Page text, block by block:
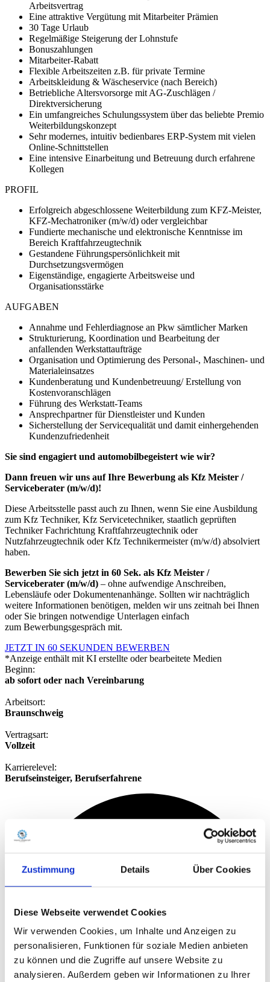
Zustimmung Details Über Cookies
Diese Webseite verwendet Cookies
Wir verwenden Cookies, um Inhalte und Anzeigen zu
personalisieren, Funktionen für soziale Medien anbieten
zu können und die Zugriffe auf unsere Website zu
analysieren. Außerdem geben wir Informationen zu Ihrer
Arbeitsvertrag
Eine attraktive Vergütung mit Mitarbeiter Prämien
30 Tage Urlaub
Regelmäßige Steigerung der Lohnstufe
Bonuszahlungen
Mitarbeiter-Rabatt
Flexible Arbeitszeiten z.B. für private Termine
Arbeitskleidung & Wäscheservice (nach Bereich)
Betriebliche Altersvorsorge mit AG-Zuschlägen /
Direktversicherung
Ein umfangreiches Schulungssystem über das beliebte Premio
Weiterbildungskonzept
Sehr modernes, intuitiv bedienbares ERP-System mit vielen
Online-Schnittstellen
Eine intensive Einarbeitung und Betreuung durch erfahrene
Kollegen
PROFIL
Erfolgreich abgeschlossene Weiterbildung zum KFZ-Meister,
KFZ-Mechatroniker (m/w/d) oder vergleichbar
Fundierte mechanische und elektronische Kenntnisse im
Bereich Kraftfahrzeugtechnik
Gestandene Führungspersönlichkeit mit
Durchsetzungsvermögen
Eigenständige, engagierte Arbeitsweise und
Organisationsstärke
AUFGABEN
Annahme und Fehlerdiagnose an Pkw sämtlicher Marken
Strukturierung, Koordination und Bearbeitung der
anfallenden Werkstattaufträge
Organisation und Optimierung des Personal-, Maschinen- und
Materialeinsatzes
Kundenberatung und Kundenbetreuung/ Erstellung von
Kostenvoranschlägen
Führung des Werkstatt-Teams
Ansprechpartner für Dienstleister und Kunden
Sicherstellung der Servicequalität und damit einhergehenden
Kundenzufriedenheit
Sie sind engagiert und automobilbegeistert wie wir?
Dann freuen wir uns auf Ihre Bewerbung als Kfz Meister /
Serviceberater (m/w/d)!
Diese Arbeitsstelle passt auch zu Ihnen, wenn Sie eine Ausbildung
zum Kfz Techniker, Kfz Servicetechniker, staatlich geprüften
Techniker Fachrichtung Kraftfahrzeugtechnik oder
Nutzfahrzeugtechnik oder Kfz Technikermeister (m/w/d) absolviert
haben.
Bewerben Sie sich jetzt in 60 Sek. als Kfz Meister /
Serviceberater (m/w/d) – ohne aufwendige Anschreiben,
Lebensläufe oder Dokumentenanhänge. Sollten wir nachträglich
weitere Informationen benötigen, melden wir uns zeitnah bei Ihnen
oder Sie bringen notwendige Unterlagen einfach
zum Bewerbungsgespräch mit.
JETZT IN 60 SEKUNDEN BEWERBEN
*Anzeige enthält mit KI erstellte oder bearbeitete Medien
Beginn:
ab sofort oder nach Vereinbarung
Arbeitsort:
Braunschweig
Vertragsart:
Vollzeit
Karrierelevel:
Berufseinsteiger, Berufserfahrene